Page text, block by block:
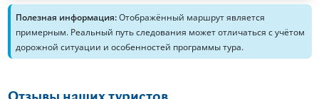
Полезная информация:Отображённый маршрут является
примерным. Реальный путь следования может отличаться с учётом
дорожной ситуации и особенностей программы тура.